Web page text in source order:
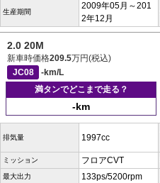
生産期間
2009年05月～201
2年12月
2.0 20M
新車時価格209.5万円(税込)
JC08
-km/L
満タンでどこまで走る？
-km
排気量 1997cc
ミッション フロアCVT
最大出力 133ps/5200rpm